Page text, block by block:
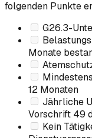
folgenden Punkte
G26.3-
Monate
12 Monaten
Jährliche
Vorschrift 49
Kein